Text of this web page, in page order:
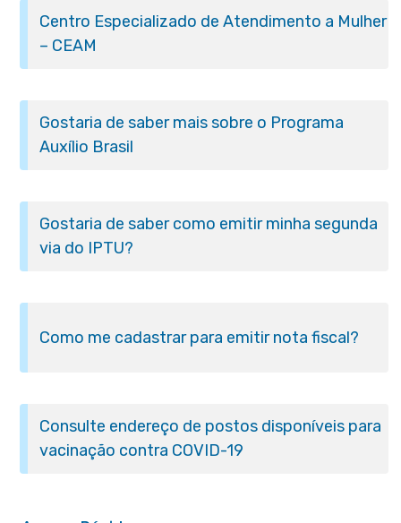
Centro Especializado de Atendimento a Mulher
– CEAM
Gostaria de saber mais sobre o Programa
Auxílio Brasil
Gostaria de saber como emitir minha segunda
via do IPTU?
Como me cadastrar para emitir nota fiscal?
Consulte endereço de postos disponíveis para
vacinação contra COVID-19